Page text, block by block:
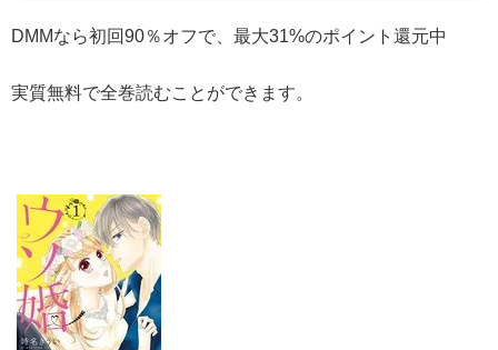
DMMなら初回90％オフで、最大31%のポイント還元中
実質無料で全巻読むことができます。